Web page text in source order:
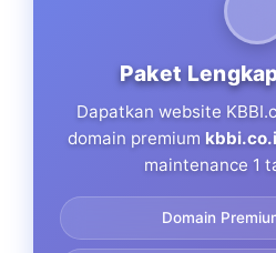
Paket
Dapatkan website
domain premium
maintenance 1
Domain